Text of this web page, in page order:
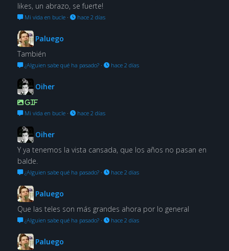
likes, un abrazo, se fuerte!
Mi vida en bucle· hace 2 días
Paluego
También
¿Alguien sabe qué ha pasado?· hace 2 días
Oiher
GIF
Mi vida en bucle· hace 2 días
Oiher
Y ya tenemos la vista cansada, que los años no pasan en
balde.
¿Alguien sabe qué ha pasado?· hace 2 días
Paluego
Que las teles son más grandes ahora por lo general
¿Alguien sabe qué ha pasado?· hace 2 días
Paluego